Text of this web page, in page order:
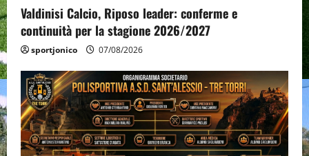
Valdinisi Calcio, Riposo leader: conferme e
continuità per la stagione 2026/2027
sportjonico 07/08/2026